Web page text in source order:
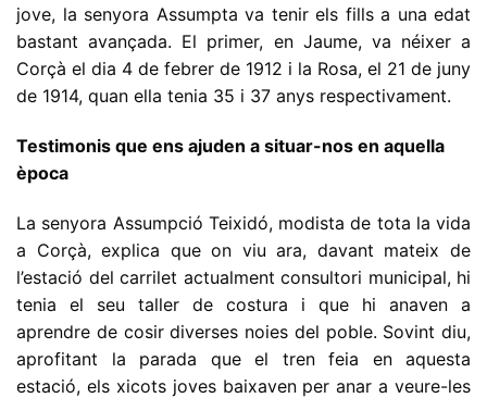
jove, la senyora Assumpta va tenir els fills a una edat
bastant avançada. El primer, en Jaume, va néixer a
Corçà el dia 4 de febrer de 1912 i la Rosa, el 21 de juny
de 1914, quan ella tenia 35 i 37 anys respectivament.
Testimonis que ens ajuden a situar-nos en aquella
època
La senyora Assumpció Teixidó, modista de tota la vida
a Corçà, explica que on viu ara, davant mateix de
l’estació del carrilet actualment consultori municipal, hi
tenia el seu taller de costura i que hi anaven a
aprendre de cosir diverses noies del poble. Sovint diu,
aprofitant la parada que el tren feia en aquesta
estació, els xicots joves baixaven per anar a veure-les